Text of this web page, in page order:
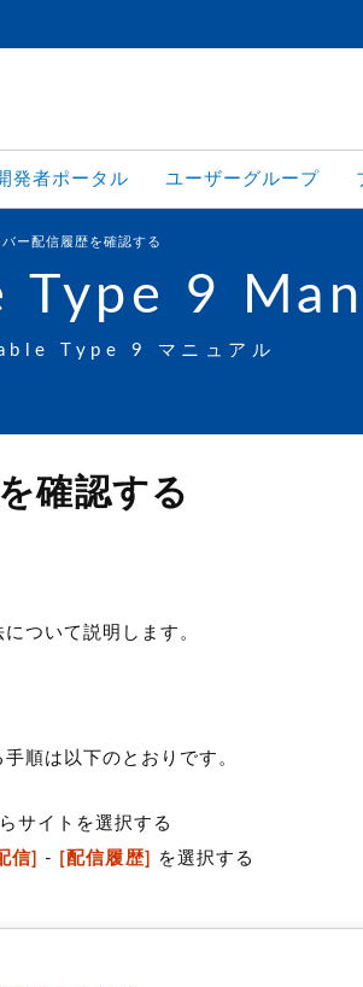
発者ポータル ユーザーグループ
ー配信履歴を確認する
Type 9
Type 9 マニュアル
確認する
ついて説明します。
順は以下のとおりです。
サイトを選択する
信] - [配信履歴] を選択する